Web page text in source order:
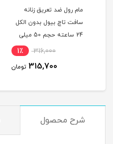
مام رول ضد تعریق زنانه
سافت تاچ بیول بدون الکل
24 ساعته حجم 50 میلی
316,000 1٪
315,700 تومان
شرح محصول